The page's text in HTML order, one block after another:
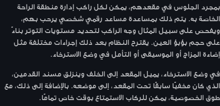
بمجرد الجلوس في مقعدهم، يمكن لكل راكب إدارة منطقة الراحة
الخاصة به. يتم ذلك بمساعدة مساعد رقمي شخصي يرحب بهم،
ويفحص على سبيل المثال وجه الراكب لتحديد مستويات التوتر بناءً
على حجم بؤبؤ العين. يقترح النظام بعد ذلك إجراءات مختلفة مثل
إضاءة المزاج أو الموسيقى أو التأمل في وضع الاسترخاء.
في وضع الاسترخاء، يميل المقعد إلى الخلف وينزلق مسند القدمين،
الذي كان مخفيًا سابقًا تحت المقعد، إلى موضعه. بالإضافة إلى ذلك، مع
طوق الخصوصية، يمكن للركاب الاستمتاع بوقت خاص تمامًا.